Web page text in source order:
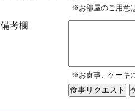
※お部屋のご用意
備考欄
※お食事、ケーキ